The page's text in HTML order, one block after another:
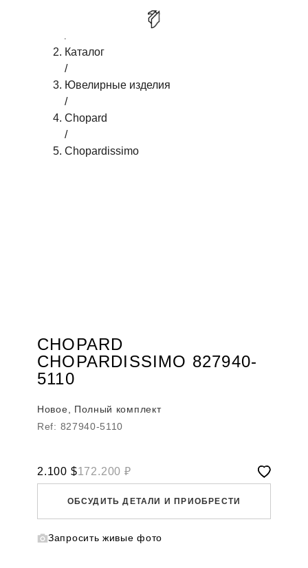
CHOPARD CHOPARDISSIMO
Каталог
/
Ювелирные изделия
/
Chopard
/
Chopardissimo
CHOPARD
CHOPARDISSIMO 827940-
5110
Новое, Полный комплект
Ref: 827940-5110
2.100 $172.200 ₽
ОБСУДИТЬ ДЕТАЛИ И ПРИОБРЕСТИ
WHATSAPP
Запросить живые фото